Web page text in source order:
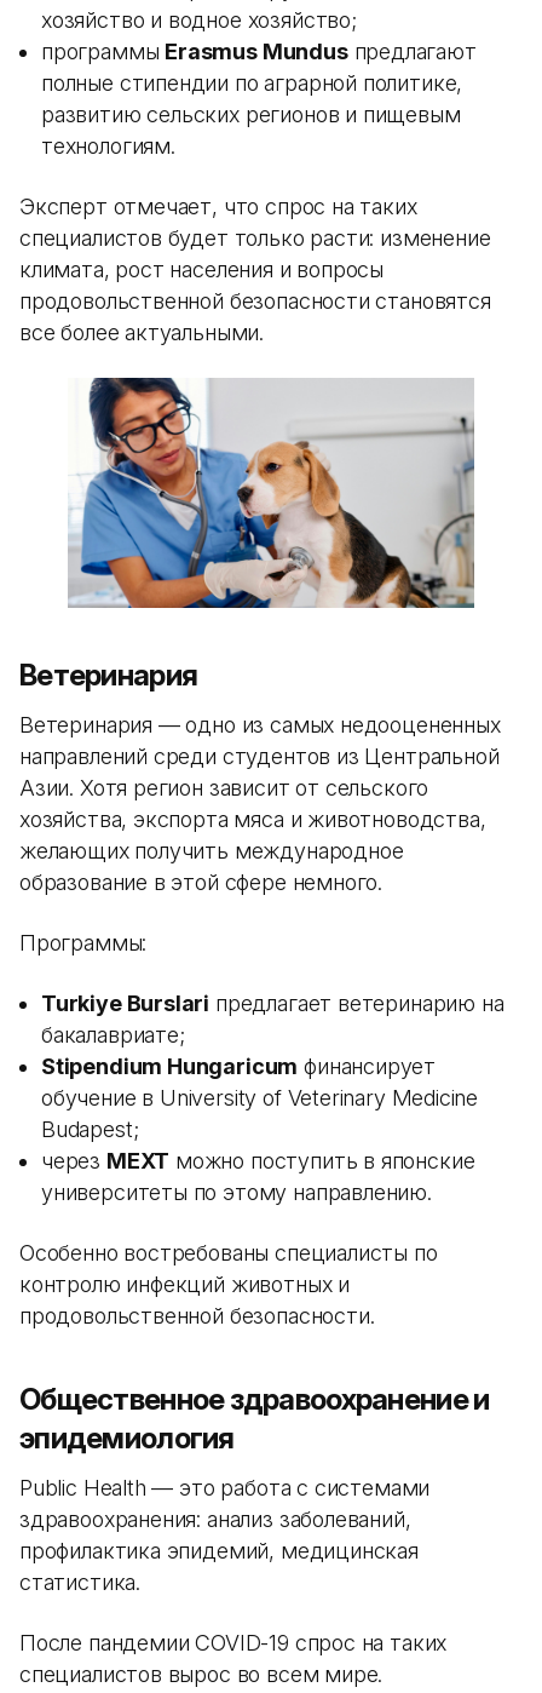
хозяйство и водное хозяйство;
программы Erasmus Mundusпредлагают
полные стипендии по аграрной политике,
развитию сельских регионов и пищевым
технологиям.
Эксперт отмечает, что спрос на таких
специалистов будет только расти: изменение
климата, рост населения и вопросы
продовольственной безопасности становятся
все более актуальными.
Ветеринария
Ветеринария — одно из самых недооцененных
направлений среди студентов из Центральной
Азии. Хотя регион зависит от сельского
хозяйства, экспорта мяса и животноводства,
желающих получить международное
образование в этой сфере немного.
Программы:
Turkiye Burslari предлагает ветеринарию на
бакалавриате;
Stipendium Hungaricum финансирует
обучение в University of Veterinary Medicine
Budapest;
через MEXT можно поступить в японские
университеты по этому направлению.
Особенно востребованы специалисты по
контролю инфекций животных и
продовольственной безопасности.
Общественное здравоохранение и
эпидемиология
Public Health — это работа с системами
здравоохранения: анализ заболеваний,
профилактика эпидемий, медицинская
статистика.
После пандемии COVID-19 спрос на таких
специалистов вырос во всем мире.